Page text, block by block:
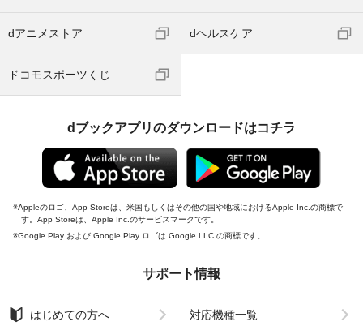
dアニメストア dヘルスケア
ドコモスポーツくじ
dブックアプリのダウンロードはコチラ
Appleのロゴ、App Storeは、米国もしくはその他の国や地域におけるApple Inc.の商標で
す。App Storeは、Apple Inc.のサービスマークです。
Google Play および Google Play ロゴは Google LLC の商標です。
サポート情報
はじめての方へ 対応機種一覧